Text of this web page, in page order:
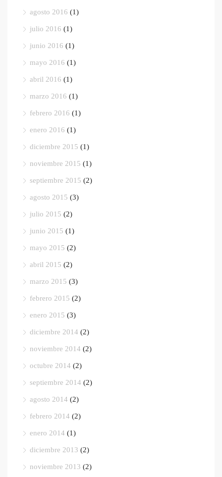
agosto 2016 (1)
julio 2016 (1)
junio 2016 (1)
mayo 2016 (1)
abril 2016 (1)
marzo 2016 (1)
febrero 2016 (1)
enero 2016 (1)
diciembre 2015 (1)
noviembre 2015 (1)
septiembre 2015 (2)
agosto 2015 (3)
julio 2015 (2)
junio 2015 (1)
mayo 2015 (2)
abril 2015 (2)
marzo 2015 (3)
febrero 2015 (2)
enero 2015 (3)
diciembre 2014 (2)
noviembre 2014 (2)
octubre 2014 (2)
septiembre 2014 (2)
agosto 2014 (2)
febrero 2014 (2)
enero 2014 (1)
diciembre 2013 (2)
noviembre 2013 (2)